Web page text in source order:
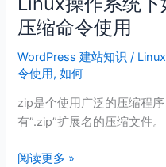
压缩命令使用
WordPress 建站知识 /
令使用,如何
zip是个使用广泛的压缩程
有”.zip”扩展名的压缩文件。
操
作
系
统
下
如
压
阅读更多 »